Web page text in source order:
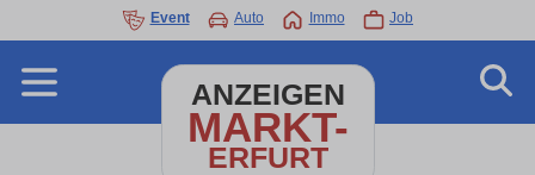
Event Auto Immo Job
ANZEIGEN
MARKT-
ERFURT